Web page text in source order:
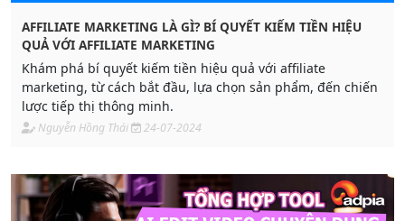
AFFILIATE MARKETING LÀ GÌ? BÍ QUYẾT KIẾM TIỀN HIỆU
QUẢ VỚI AFFILIATE MARKETING
Khám phá bí quyết kiếm tiền hiệu quả với affiliate
marketing, từ cách bắt đầu, lựa chọn sản phẩm, đến chiến
lược tiếp thị thông minh.
Nguyễn Hồng Thái 24-07-2024